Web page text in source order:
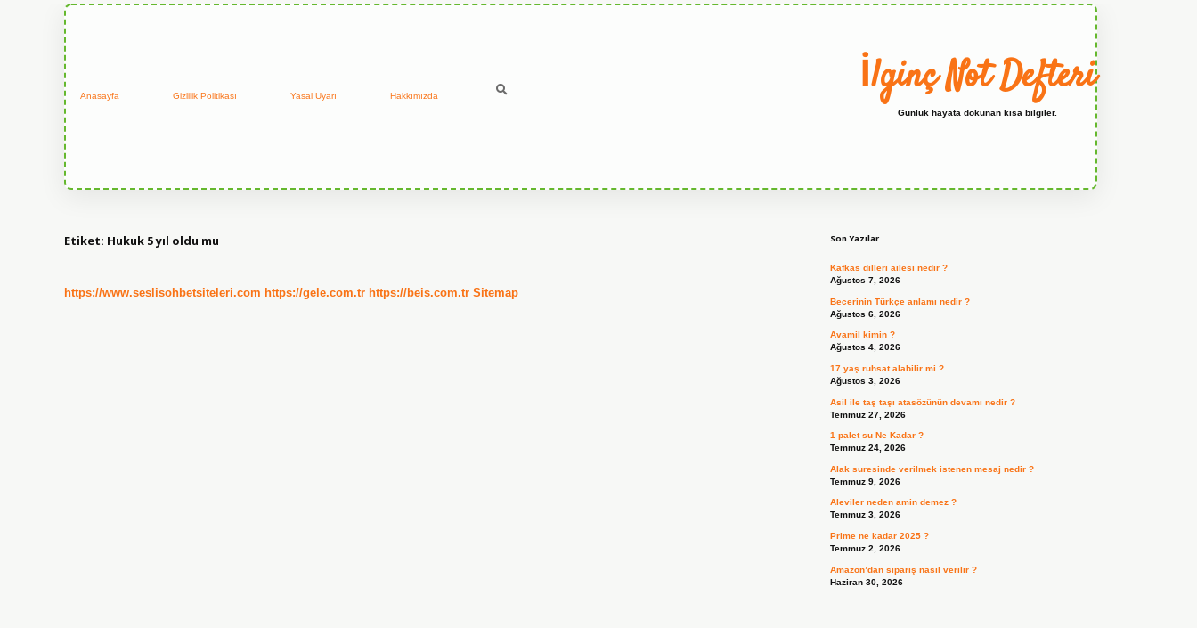
Anasayfa Gizlilik Politikası Yasal Uyarı Hakkımızda İlginç Not Defteri
Günlük hayata dokunan kısa bilgiler.
Etiket: Hukuk 5 yıl oldu mu
https://www.seslisohbetsiteleri.com https://gele.com.tr https://beis.com.tr Sitemap
Son Yazılar
Kafkas dilleri ailesi nedir ?
Ağustos 7, 2026
Becerinin Türkçe anlamı nedir ?
Ağustos 6, 2026
Avamil kimin ?
Ağustos 4, 2026
17 yaş ruhsat alabilir mi ?
Ağustos 3, 2026
Asil ile taş taşı atasözünün devamı nedir ?
Temmuz 27, 2026
1 palet su Ne Kadar ?
Temmuz 24, 2026
Alak suresinde verilmek istenen mesaj nedir ?
Temmuz 9, 2026
Aleviler neden amin demez ?
Temmuz 3, 2026
Prime ne kadar 2025 ?
Temmuz 2, 2026
Amazon’dan sipariş nasıl verilir ?
Haziran 30, 2026